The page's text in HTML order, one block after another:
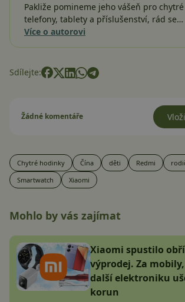
Pakliže pomineme jeho vášeň pro chytré
telefony, tablety a příslušenství, rád se…
Více o autorovi
Sdílejte:
Žádné komentáře
Chytré hodinky Čína děti Redmi
Smartwatch
Xiaomi
Mohlo by vás zajímat
Xiaomi spustilo
výprodej. Za
další elektroniku
korun